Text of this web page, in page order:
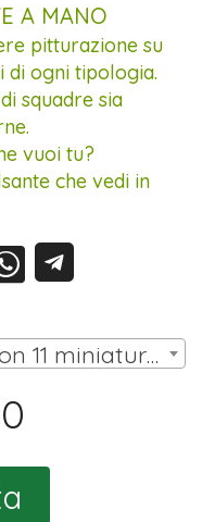
A MANO
pitturazione su
di ogni tipologia.
squadre sia
vuoi tu?
che vedi in
SCATOLA HW ANNI 70 con 11 miniature (10 omini, portiere su asta) | € 30,00